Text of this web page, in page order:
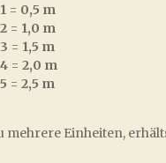
1 = 0,5 m
2 = 1,0 m
3 = 1,5 m
4 = 2,0 m
5 = 2,5 m
mehrere Einheiten,